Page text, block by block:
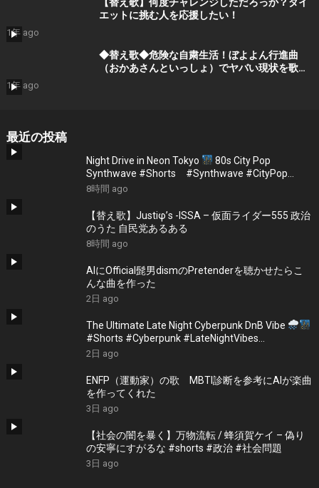
エットに挑む人を応援したい！
1年 ago
◆替え歌◆危険な自粛生活！ぼよよん行進曲
（おかあさんといっしょ）でヤバい現状を歌で
1年 ago
最近の投稿
Night Drive in Neon Tokyo
80s City Pop
Synthwave #Shorts #Synthwave #CityPop
#NightDrive
8時間 ago
【替え歌】Justiφ’s -ISSA – 仮面ライダー555 政治
のうた 自民党あるある
8時間 ago
AIにOfficial髭男dismのPretenderを聴かせたらこ
んな曲を作った
2日 ago
The Ultimate Late Night Cyberpunk DnB Vibe
#Shorts #Cyberpunk #LateNightVibes
#ElectronicMusic
2日 ago
ENFP（運動家）の歌 MBTI診断を参考にAIが楽曲
を作ってくれた
3日 ago
【社会の闇を暴く】万物流転 / 蜂須賀ケイ – 偽り
の安寧にすがるな #shorts #政治 #社会問題
3日 ago